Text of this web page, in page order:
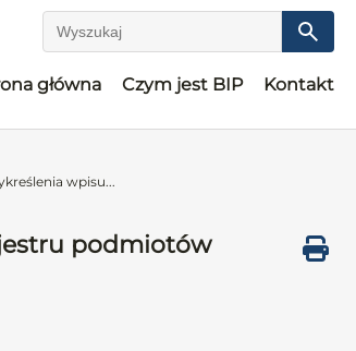
Wyszukaj
główna Czym jest BIP Kontakt
wpisu...
podmiotów